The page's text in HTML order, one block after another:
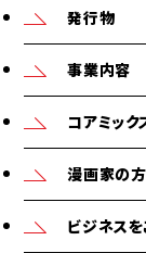
発行物
事業内容
コアミック
漫画家の
ビジネス